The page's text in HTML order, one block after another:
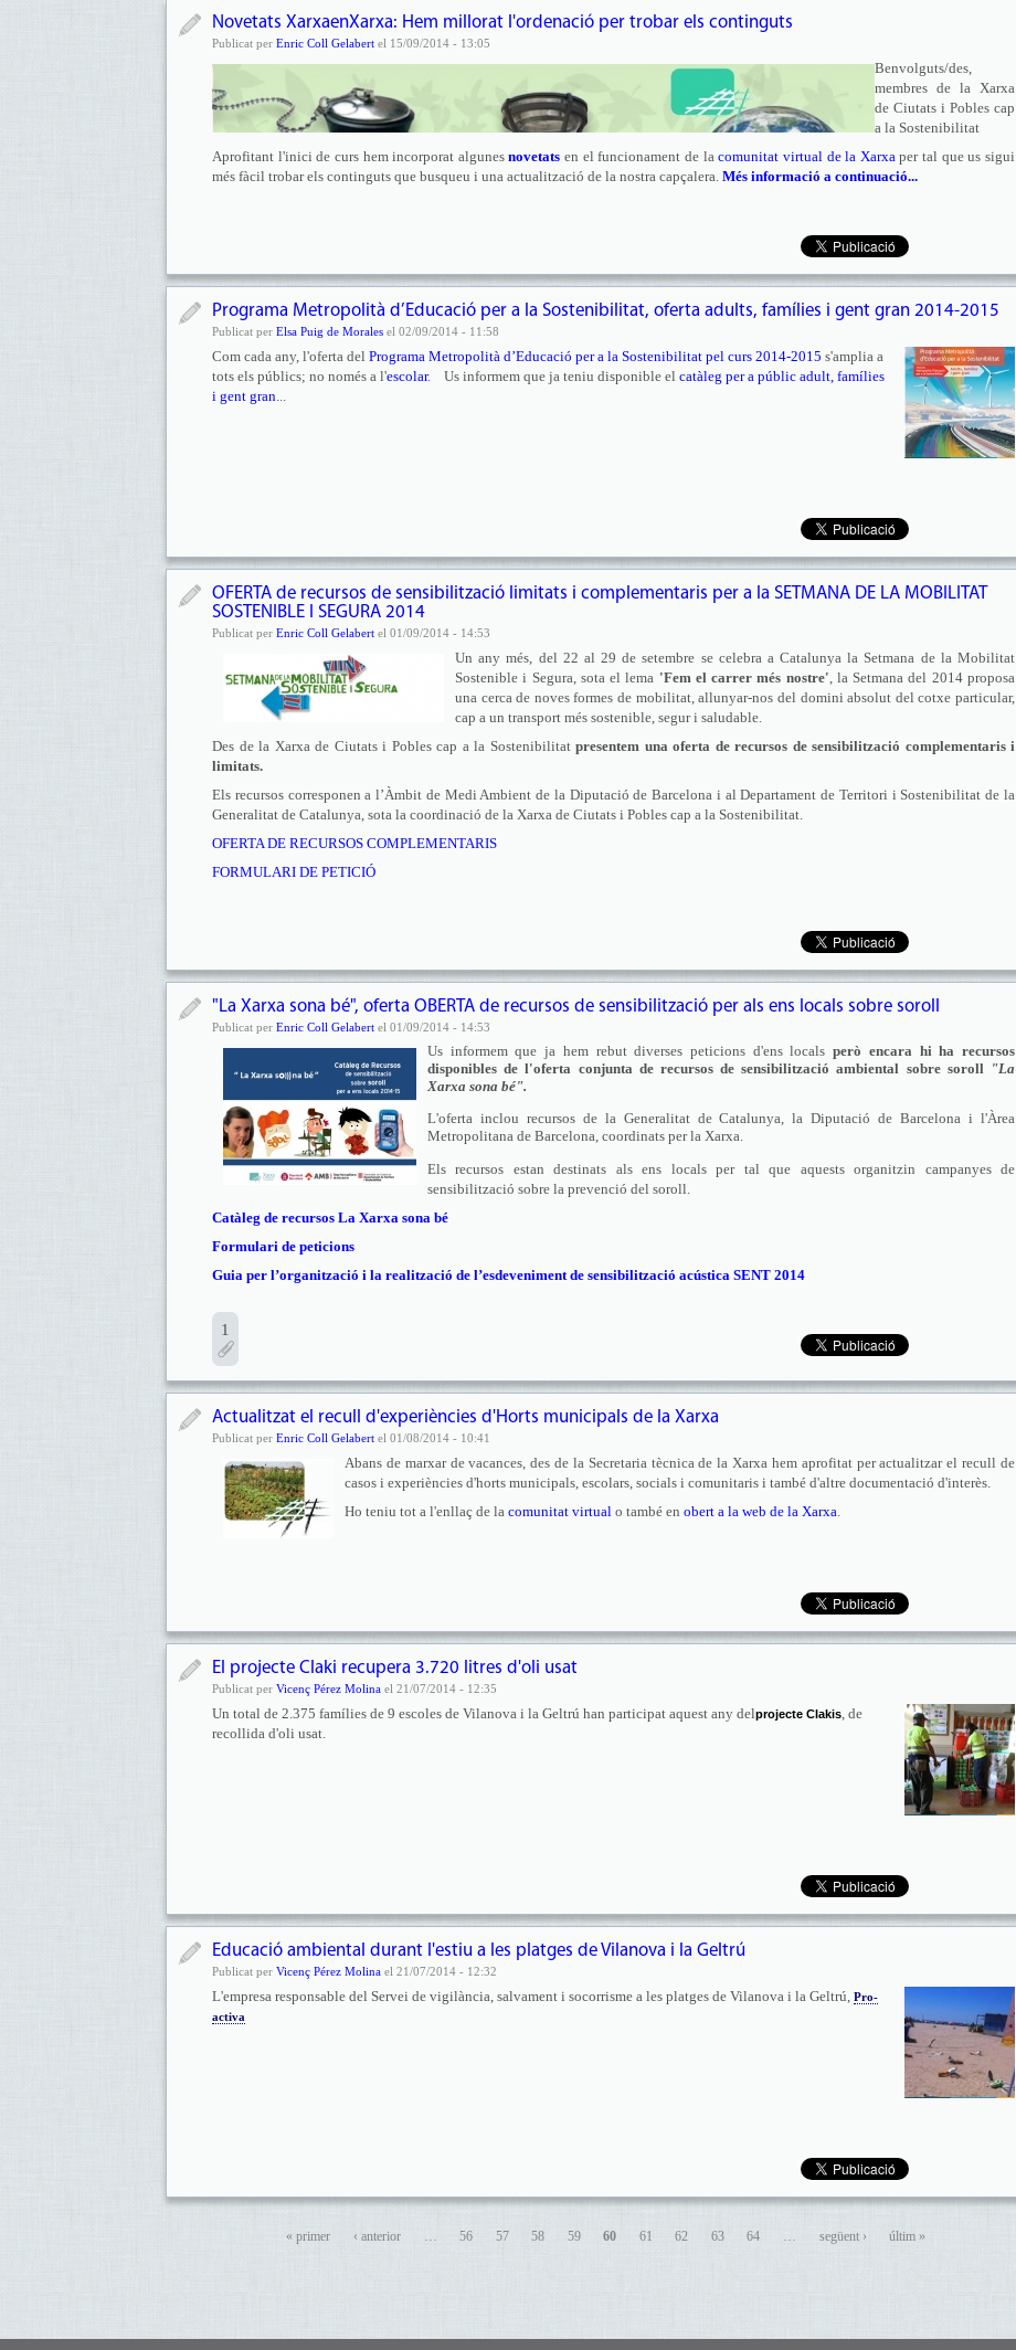
Novetats XarxaenXarxa: Hem millorat l'ordenació per trobar els continguts
Publicat per Enric Coll Gelabert el 15/09/2014 - 13:05
Benvolguts/des,
membres de la Xarxa
de Ciutats i Pobles cap
a la Sostenibilitat
Aprofitant l'inici de curs hem incorporat algunesnovetatsen el funcionament de lacomunitat virtual de la Xarxaper tal que us sigui
més fàcil trobar els continguts que busqueu i una actualització de la nostra capçalera. Més informació a continuació...
Programa Metropolità d’Educació per a la Sostenibilitat, oferta adults, famílies i gent gran 2014-2015
Publicat per Elsa Puig de Morales el 02/09/2014 - 11:58
Com cada any, l'oferta del Programa Metropolità d’Educació per a la Sostenibilitat pel curs 2014-2015 s'amplia a
tots els públics; no només a l'escolar. Us informem que ja teniu disponible el catàleg per a públic adult, famílies
i gent gran...
OFERTA de recursos de sensibilització limitats i complementaris per a la SETMANA DE LA MOBILITAT
SOSTENIBLE I SEGURA 2014
Publicat per Enric Coll Gelabert el 01/09/2014 - 14:53
Un any més, del 22 al 29 de setembre se celebra a Catalunya la Setmana de la Mobilitat
Sostenible i Segura, sota el lema 'Fem el carrer més nostre', la Setmana del 2014 proposa
una cerca de noves formes de mobilitat, allunyar-nos del domini absolut del cotxe particular,
cap a un transport més sostenible, segur i saludable.
Des de la Xarxa de Ciutats i Pobles cap a la Sostenibilitat presentem una oferta de recursos de sensibilització complementaris i
limitats.
Els recursos corresponen a l’Àmbit de Medi Ambient de la Diputació de Barcelona i al Departament de Territori i Sostenibilitat de la
Generalitat de Catalunya, sota la coordinació de la Xarxa de Ciutats i Pobles cap a la Sostenibilitat.
OFERTA DE RECURSOS COMPLEMENTARIS
FORMULARI DE PETICIÓ
"La Xarxa sona bé", oferta OBERTA de recursos de sensibilització per als ens locals sobre soroll
Publicat per Enric Coll Gelabert el 01/09/2014 - 14:53
Us informem que ja hem rebut diverses peticions d'ens localsperò encara hi ha recursos
disponibles de l'oferta conjunta de recursos de sensibilització ambiental sobre soroll "La
Xarxa sona bé".
L'oferta inclou recursos de la Generalitat de Catalunya, la Diputació de Barcelona i l'Àrea
Metropolitana de Barcelona, coordinats per la Xarxa.
Els recursos estan destinats als ens locals per tal que aquests organitzin campanyes de
sensibilització sobre la prevenció del soroll.
Catàleg de recursos La Xarxa sona bé
Formulari de peticions
Guia per l’organització i la realització de l’esdeveniment de sensibilització acústica SENT 2014
1
Actualitzat el recull d'experiències d'Horts municipals de la Xarxa
Publicat per Enric Coll Gelabert el 01/08/2014 - 10:41
Abans de marxar de vacances, des de la Secretaria tècnica de la Xarxa hem aprofitat per actualitzar el recull de
casos i experiències d'horts municipals, escolars, socials i comunitaris i també d'altre documentació d'interès.
Ho teniu tot a l'enllaç de la comunitat virtual o també en obert a la web de la Xarxa.
El projecte Claki recupera 3.720 litres d'oli usat
Publicat per Vicenç Pérez Molina el 21/07/2014 - 12:35
Un total de 2.375 famílies de 9 escoles de Vilanova i la Geltrú han participat aquest any delprojecte Clakis, de
recollida d'oli usat.
Educació ambiental durant l'estiu a les platges de Vilanova i la Geltrú
Publicat per Vicenç Pérez Molina el 21/07/2014 - 12:32
L'empresa responsable del Servei de vigilància, salvament i socorrisme a les platges de Vilanova i la Geltrú, Pro-
activa
« primer ‹ anterior … 56 57 58 59 60 61 62 63 64 … següent › últim »